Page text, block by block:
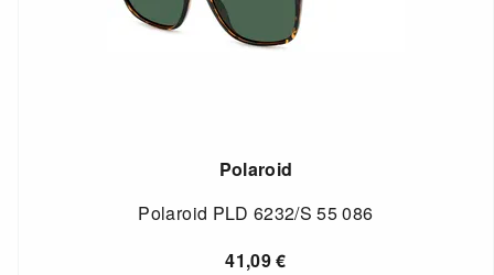
Polaroid
Polaroid PLD 6232/S 55 086
41,09€